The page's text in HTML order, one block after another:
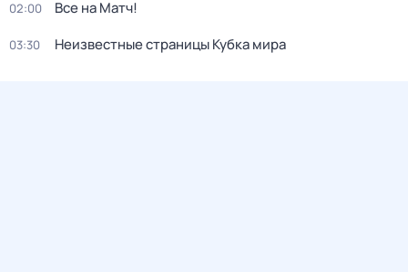
02:00 Все на Матч!
03:30 Неизвестные страницы Кубка мира